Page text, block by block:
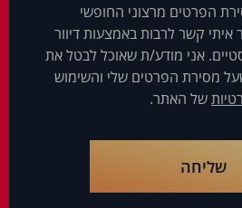
הפרטים מרצוני החופשי
איתי קשר לרבות באמצעות דיוור
אני מודע/ת שאוכל לבטל את
מסירת הפרטים שלי והשימוש
של האתר.
שליחה